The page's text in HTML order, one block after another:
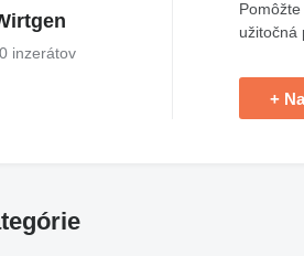
inzerátov
užitočná
+